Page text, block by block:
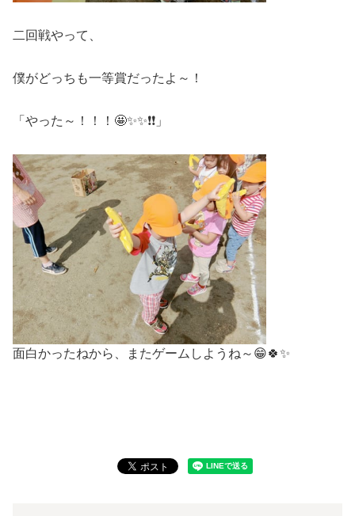
二回戦やって、
僕がどっちも一等賞だったよ～！
「やった～！！！🤩✨✨❗❗」
面白かったねから、またゲームしようね～😁🍀✨